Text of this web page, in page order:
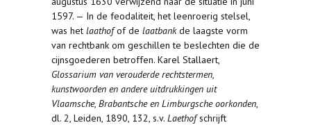
1597. — In de feodaliteit, het leenroerig stelsel,
was het laathofof de laatbankde laagste vorm
van rechtbank om geschillen te beslechten die de
cijnsgoederen betroffen. Karel Stallaert,
Glossarium van verouderde rechtstermen,
kunstwoorden en andere uitdrukkingen uit
Vlaamsche, Brabantsche en Limburgsche oorkonden,
dl. 2, Leiden, 1890, 132, s.v. Laethofschrijft